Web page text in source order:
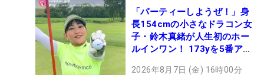
「パーティーしようぜ！」身
長154cmの小さなドラコン女
子・鈴木真緒が人生初のホー
ルインワン！ 173yを5番アイ
2026年8月7日 (金) 16時00分